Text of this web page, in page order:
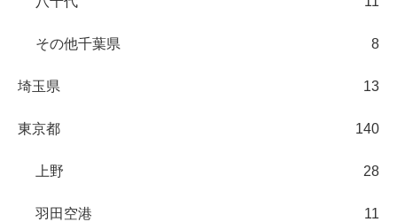
その他千葉県 8
埼玉県 13
東京都 140
上野 28
羽田空港 11